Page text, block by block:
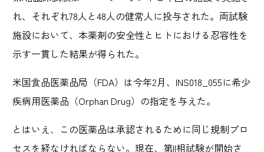
れ、それぞれ78人と48人の健常人に投与された。両試験
施設において、本薬剤の安全性とヒトにおける忍容性を
示す一貫した結果が得られた。
米国食品医薬品局（FDA）は今年2月、INS018_055に希少
疾病用医薬品（Orphan Drug）の指定を与えた。
とはいえ、この医薬品は承認されるために同じ規制プロ
セスを経なければならない。現在、第II相試験が開始さ